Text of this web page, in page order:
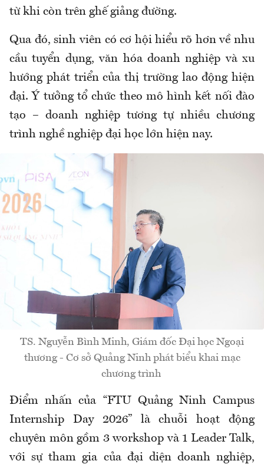
từ khi còn trên ghế giảng đường.
Qua đó, sinh viên có cơ hội hiểu rõ hơn về nhu
cầu tuyển dụng, văn hóa doanh nghiệp và xu
hướng phát triển của thị trường lao động hiện
đại. Ý tưởng tổ chức theo mô hình kết nối đào
tạo – doanh nghiệp tương tự nhiều chương
trình nghề nghiệp đại học lớn hiện nay.
TS. Nguyễn Bình Minh, Giám đốc Đại học Ngoại
thương - Cơ sở Quảng Ninh phát biểu khai mạc
chương trình
Điểm nhấn của “FTU Quảng Ninh Campus
Internship Day 2026” là chuỗi hoạt động
chuyên môn gồm 3 workshop và 1 Leader Talk,
với sự tham gia của đại diện doanh nghiệp,